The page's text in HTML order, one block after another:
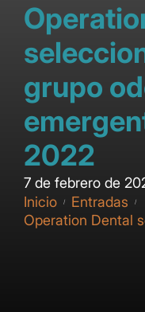
grupo
2022
7 de febrero de
Inicio
/ Entradas /
Operation Dental